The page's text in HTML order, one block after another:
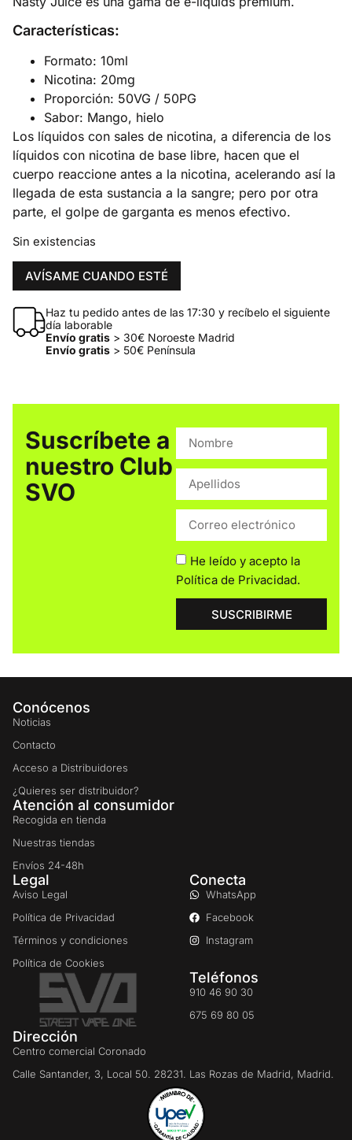
Características:
Formato: 10ml
Nicotina: 20mg
Proporción: 50VG / 50PG
Sabor: Mango, hielo
Los líquidos con sales de nicotina, a diferencia de los
líquidos con nicotina de base libre, hacen que el
cuerpo reaccione antes a la nicotina, acelerando así la
llegada de esta sustancia a la sangre; pero por otra
parte, el golpe de garganta es menos efectivo.
Sin existencias
AVÍSAME CUANDO ESTÉ
Haz tu pedido antes de las 17:30 y recíbelo el siguiente
día laborable
Envío gratis> 30€ Noroeste Madrid
Envío gratis> 50€ Península
Suscríbete a
nuestro Club
SVO
He leído y acepto la
Política de Privacidad.
SUSCRIBIRME
Conócenos
Noticias
Contacto
Acceso a Distribuidores
¿Quieres ser distribuidor?
Atención al consumidor
Recogida en tienda
Nuestras tiendas
Envíos 24-48h
Legal
Aviso Legal
Política de Privacidad
Términos y condiciones
Política de Cookies
Conecta
WhatsApp
Facebook
Instagram
Teléfonos
910 46 90 30
675 69 80 05
Dirección
Centro comercial Coronado
Calle Santander, 3, Local 50. 28231. Las Rozas de Madrid, Madrid.